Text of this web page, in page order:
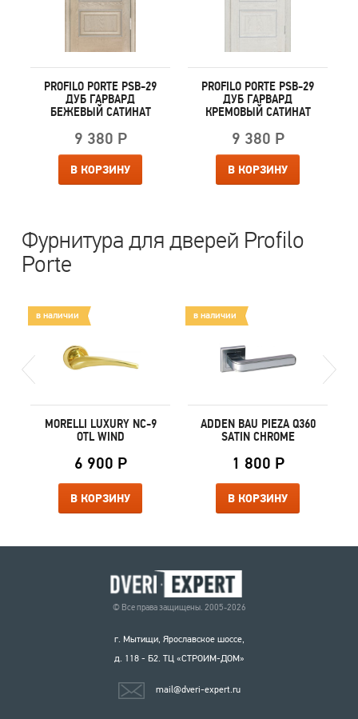
PROFILO PORTE PSB-29
ДУБ ГАРВАРД
БЕЖЕВЫЙ САТИНАТ
9 380 Р
В КОРЗИНУ
PROFILO PORTE PSB-29
ДУБ ГАРВАРД
КРЕМОВЫЙ САТИНАТ
9 380 Р
В КОРЗИНУ
Фурнитура для дверей Profilo
Porte
в наличии
MORELLI LUXURY NC-9
OTL WIND
6 900 Р
В КОРЗИНУ
в наличии
ADDEN BAU PIEZA Q360
SATIN CHROME
1 800 Р
В КОРЗИНУ
© Все права защищены. 2005-2026
г. Мытищи, Ярославское шоссе,
д. 118 - Б2. ТЦ «СТРОИМ-ДОМ»
mail@dveri-expert.ru